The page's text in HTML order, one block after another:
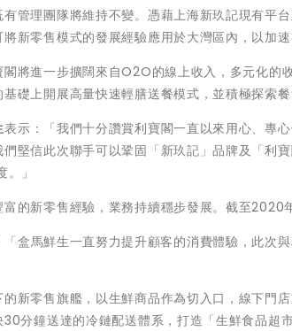
管理團隊將維持不變。憑藉上海新玖記現有平
新零售模式的發展經驗應用於大灣區內，以加速
將進一步擴闊來自O2O的線上收入，多元化的
礎上開展高量快速輕膳送餐模式，並積極探索
表示：「我們十分讚賞利寶閣一直以來用心、專
堅信此次聯手可以鞏固「新玖記」品牌及「利
」
的新零售經驗，業務持續穩步發展。截至2020
「盒馬鮮生一直努力提升顧客的消費體驗，此次
新零售旗艦，以生鮮商品作為切入口，線下門
分鐘送達的冷鏈配送體系，打造「生鮮食品超